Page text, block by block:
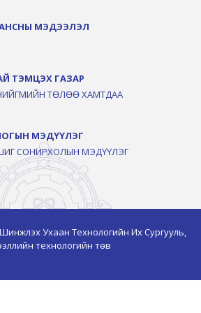
МЭДЭЭЛЭЛ
ТЭМЦЭХ ГАЗАР
ТӨЛӨӨ ХАМТДАА
МЭДҮҮЛЭГ
СОНИРХОЛЫН МЭДҮҮЛЭГ
Ухаан Технологийн Их Сургууль,
технологийн төв